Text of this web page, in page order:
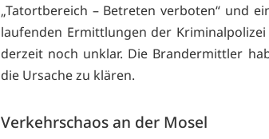
„Tatortbereich – Betreten verboten“ und
laufenden Ermittlungen der
derzeit noch unklar. Die Brandermittler
die Ursache zu klären.
Verkehrschaos an der Mosel